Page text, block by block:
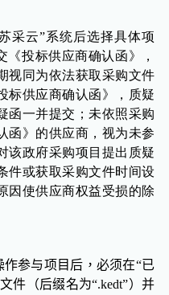
采云”系统后选择具体项
《投标供应商确认函》，
视同为依法获取采购文件
标供应商确认函》，质疑
函一并提交；未依照采购
函》的供应商，视为未参
该政府采购项目提出质疑
件或获取采购文件时间设
因使供应商权益受损的除
参与项目后，必须在“已
件（后缀名为“.kedt”）并